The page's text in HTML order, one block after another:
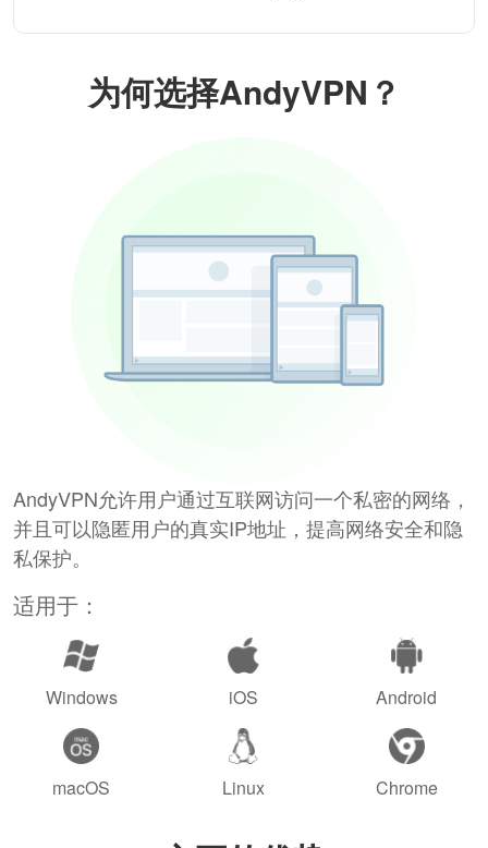
为何选择AndyVPN？
AndyVPN允许用户通过互联网访问一个私密的网络，
并且可以隐匿用户的真实IP地址，提高网络安全和隐
私保护。
适用于：
Windows iOS Android
macOS Linux Chrome